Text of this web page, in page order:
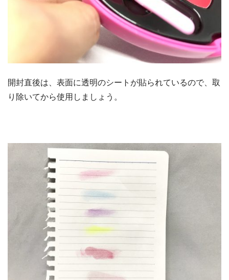
開封直後は、表面に透明のシートが貼られているので、取
り除いてから使用しましょう。